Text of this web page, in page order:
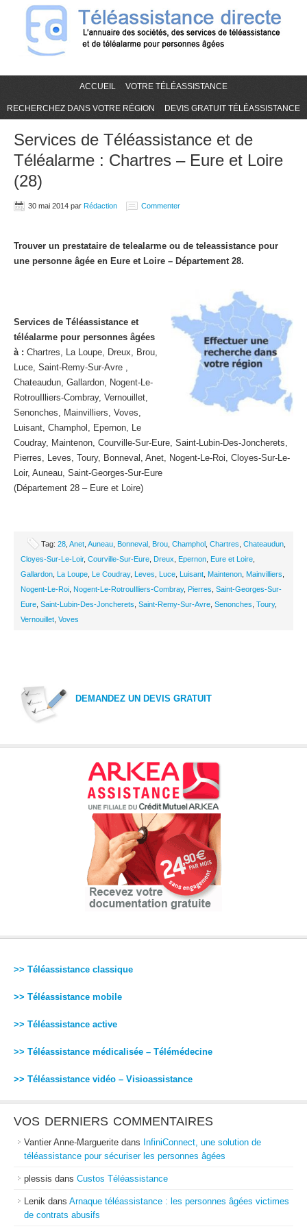
ACCUEIL VOTRE TÉLÉASSISTANCE
RECHERCHEZ DANS VOTRE RÉGION DEVIS GRATUIT TÉLÉASSISTANCE
Services de Téléassistance et de
Téléalarme : Chartres – Eure et Loire
(28)
30 mai 2014 par Rédaction Commenter
Trouver un prestataire de telealarme ou de teleassistance pour
une personne âgée en Eure et Loire – Département 28.
Services de Téléassistance et
téléalarme pour personnes âgées
à : Chartres, La Loupe, Dreux, Brou,
Luce, Saint-Remy-Sur-Avre ,
Chateaudun, Gallardon, Nogent-Le-
RotrouIlliers-Combray, Vernouillet,
Senonches, Mainvilliers, Voves,
Luisant, Champhol, Epernon, Le
Coudray, Maintenon, Courville-Sur-Eure, Saint-Lubin-Des-Joncherets,
Pierres, Leves, Toury, Bonneval, Anet, Nogent-Le-Roi, Cloyes-Sur-Le-
Loir, Auneau, Saint-Georges-Sur-Eure
(Département 28 – Eure et Loire)
Tag: 28 Anet Auneau Bonneval Brou Champhol Chartres Chateaudun
Cloyes-Sur-Le-Loir, Courville-Sur-Eure Dreux Epernon Eure et Loire
Gallardon La Loupe Le Coudray, Leves Luce Luisant Maintenon Mainvilliers
Nogent-Le-Roi Nogent-Le-RotrouIlliers-Combray, Pierres Saint-Georges-Sur-
Eure Saint-Lubin-Des-Joncherets Saint-Remy-Sur-Avre Senonches Toury,
Vernouillet Voves
DEMANDEZ UN DEVIS GRATUIT
>> Téléassistance classique
>> Téléassistance mobile
>> Téléassistance active
>> Téléassistance médicalisée – Télémédecine
>> Téléassistance vidéo – Visioassistance
VOS DERNIERS COMMENTAIRES
Vantier Anne-Marguerite dans InfiniConnect, une solution de
téléassistance pour sécuriser les personnes âgées
plessis dans Custos Téléassistance
Lenik dans Arnaque téléassistance : les personnes âgées victimes
de contrats abusifs